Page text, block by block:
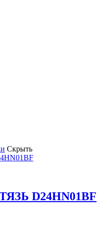
Скрыть
D24HN01BF